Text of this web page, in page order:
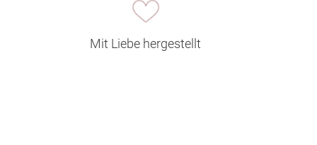
Mit Liebe hergestellt